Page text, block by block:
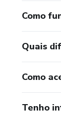
Como
Quais
Como
Tenho